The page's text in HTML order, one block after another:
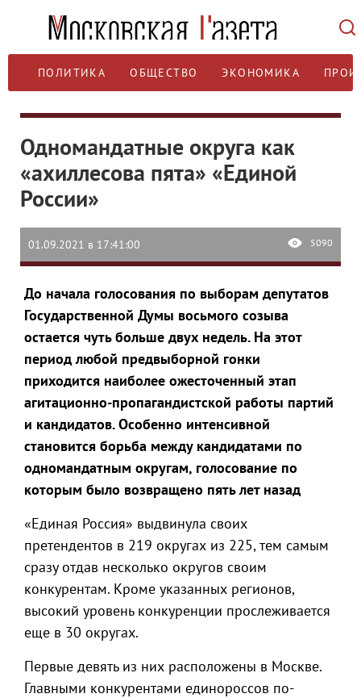
ПОЛИТИКА ОБЩЕСТВО ЭКОНОМИКА
Одномандатные округа как
«ахиллесова пята» «Единой
России»
01.09.2021 в 17:41:00 5090
До начала голосования по выборам депутатов
Государственной Думы восьмого созыва
остается чуть больше двух недель. На этот
период любой предвыборной гонки
приходится наиболее ожесточенный этап
агитационно-пропагандистской работы партий
и кандидатов. Особенно интенсивной
становится борьба между кандидатами по
одномандатным округам, голосование по
которым было возвращено пять лет назад
«Единая Россия» выдвинула своих
претендентов в 219 округах из 225, тем самым
сразу отдав несколько округов своим
конкурентам. Кроме указанных регионов,
высокий уровень конкуренции прослеживается
еще в 30 округах.
Первые девять из них расположены в Москве.
Главными конкурентами единороссов по-